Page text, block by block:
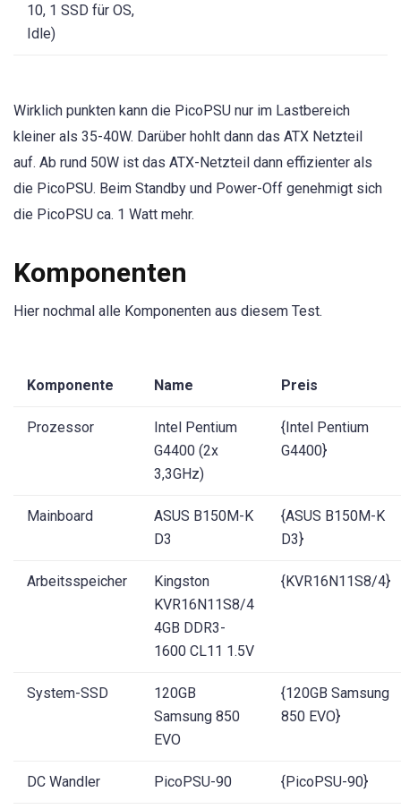
10, 1 SSD für OS,
Idle)
Wirklich punkten kann die PicoPSU nur im Lastbereich
kleiner als 35-40W. Darüber hohlt dann das ATX Netzteil
auf. Ab rund 50W ist das ATX-Netzteil dann effizienter als
die PicoPSU. Beim Standby und Power-Off genehmigt sich
die PicoPSU ca. 1 Watt mehr.
Komponenten
Hier nochmal alle Komponenten aus diesem Test.
Komponente Name Preis
Prozessor
Intel Pentium
G4400 (2x
3,3GHz)
{Intel Pentium
G4400}
Mainboard
ASUS B150M-K
D3
{ASUS B150M-K
D3}
Arbeitsspeicher
Kingston
KVR16N11S8/4
4GB DDR3-
1600 CL11 1.5V
{KVR16N11S8/4}
System-SSD
120GB
Samsung 850
EVO
{120GB Samsung
850 EVO}
DC Wandler PicoPSU-90 {PicoPSU-90}